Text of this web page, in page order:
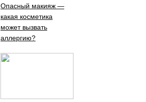
Опасный макияж —
какая косметика
может вызвать
аллергию?